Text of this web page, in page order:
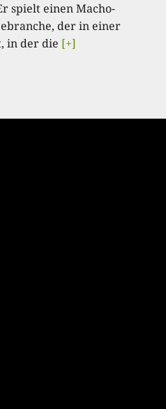
spielt einen Macho-
der in einer
in der die [+]